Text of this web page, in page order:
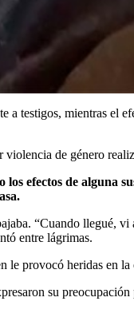
testigos, mientras el
de género
efectos de
“Cuando llegué,
entre lágrimas.
provocó heridas en
su